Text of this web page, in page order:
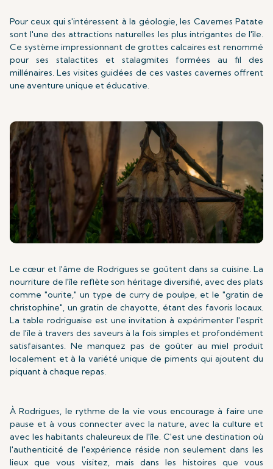
Pour ceux qui s'intéressent à la géologie, les Cavernes Patate
sont l'une des attractions naturelles les plus intrigantes de l'île.
Ce système impressionnant de grottes calcaires est renommé
pour ses stalactites et stalagmites formées au fil des
millénaires. Les visites guidées de ces vastes cavernes offrent
une aventure unique et éducative.
Le cœur et l'âme de Rodrigues se goûtent dans sa cuisine. La
nourriture de l'île reflète son héritage diversifié, avec des plats
comme "ourite," un type de curry de poulpe, et le "gratin de
christophine", un gratin de chayotte, étant des favoris locaux.
La table rodriguaise est une invitation à expérimenter l'esprit
de l'île à travers des saveurs à la fois simples et profondément
satisfaisantes. Ne manquez pas de goûter au miel produit
localement et à la variété unique de piments qui ajoutent du
piquant à chaque repas.
À Rodrigues, le rythme de la vie vous encourage à faire une
pause et à vous connecter avec la nature, avec la culture et
avec les habitants chaleureux de l'île. C'est une destination où
l'authenticité de l'expérience réside non seulement dans les
lieux que vous visitez, mais dans les histoires que vous